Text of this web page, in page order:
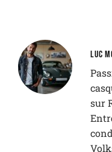
LUC
sur